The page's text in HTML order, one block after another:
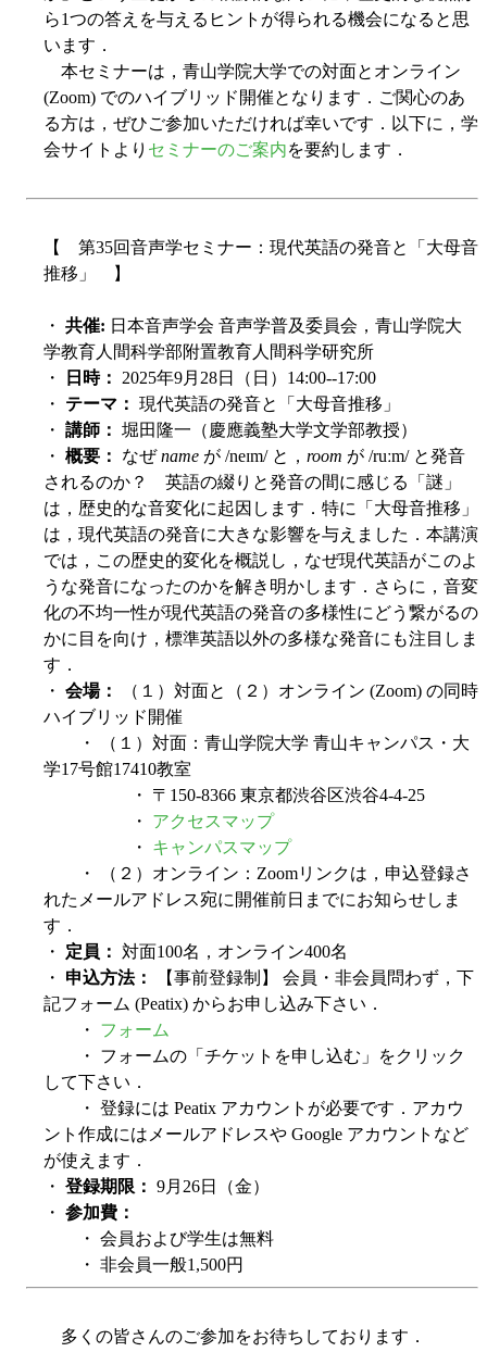
ら1つの答えを与えるヒントが得られる機会になると思
います．
本セミナーは，青山学院大学での対面とオンライン
(Zoom) でのハイブリッド開催となります．ご関心のあ
る方は，ぜひご参加いただければ幸いです．以下に，学
会サイトより セミナーのご案内を要約します．
【 第35回音声学セミナー：現代英語の発音と「大母音
推移」 】
・ 共催: 日本音声学会 音声学普及委員会，青山学院大
学教育人間科学部附置教育人間科学研究所
・
日時：
2025年9月28日（日）14:00--17:00
・ テーマ： 現代英語の発音と「大母音推移」
・ 講師： 堀田隆一（慶應義塾大学文学部教授）
・ 概要： なぜname が /neɪm/ と， room が /ruːm/ と発音
されるのか？ 英語の綴りと発音の間に感じる「謎」
は，歴史的な音変化に起因します．特に「大母音推移」
は，現代英語の発音に大きな影響を与えました．本講演
では，この歴史的変化を概説し，なぜ現代英語がこのよ
うな発音になったのかを解き明かします．さらに，音変
化の不均一性が現代英語の発音の多様性にどう繋がるの
かに目を向け，標準英語以外の多様な発音にも注目しま
す．
・ 会場：
（１）対面と（２）オンライン (Zoom) の同時
ハイブリッド開催
・ （１）対面：青山学院大学 青山キャンパス・大
学17号館17410教室
・ 〒150-8366 東京都渋谷区渋谷4-4-25
・ アクセスマップ
・ キャンパスマップ
・ （２）オンライン：Zoomリンクは，申込登録さ
れたメールアドレス宛に開催前日までにお知らせしま
す．
・ 定員： 対面100名，オンライン400名
・ 申込方法：
【事前登録制】 会員・非会員問わず，下
記フォーム (Peatix) からお申し込み下さい．
・ フォーム
・ フォームの「チケットを申し込む」をクリック
して下さい．
・ 登録には Peatix アカウントが必要です．アカウ
ント作成にはメールアドレスや Google アカウントなど
が使えます．
・ 登録期限： 9月26日（金）
・ 参加費：
・ 会員および学生は無料
・ 非会員一般1,500円
多くの皆さんのご参加をお待ちしております．